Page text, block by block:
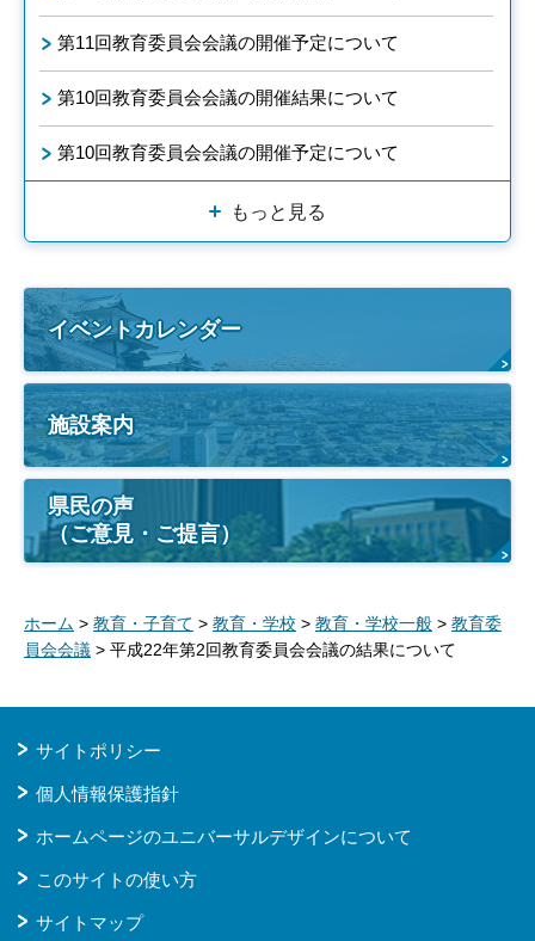
第11回教育委員会会議の開催予定について
第10回教育委員会会議の開催結果について
第10回教育委員会会議の開催予定について
もっと見る
イベントカレンダー
施設案内
県民の声
（ご意見・ご提言）
ホーム > 教育・子育て > 教育・学校 > 教育・学校一般 > 教育委
員会会議 > 平成22年第2回教育委員会会議の結果について
サイトポリシー
個人情報保護指針
ホームページのユニバーサルデザインについて
このサイトの使い方
サイトマップ